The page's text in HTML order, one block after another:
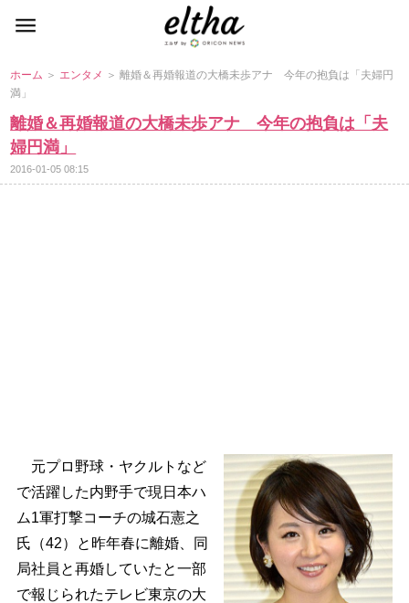
ホーム ＞ エンタメ ＞ 離婚＆再婚報道の大橋未歩アナ 今年の抱負は「夫婦円
満」
離婚＆再婚報道の大橋未歩アナ 今年の抱負は「夫
婦円満」
2016-01-05 08:15
元プロ野球・ヤクルトなど
で活躍した内野手で現日本ハ
ム1軍打撃コーチの城石憲之
氏（42）と昨年春に離婚、同
局社員と再婚していたと一部
で報じられたテレビ東京の大